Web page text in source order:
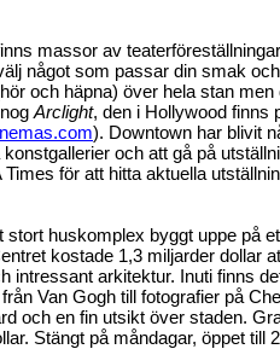
massor av
något som passar din smak
och häpna) över hela stan
Arclight, den i Hollywood finns
). Downtown har blivit
och att gå på
för att hitta aktuella
stort huskomplex byggt uppe på
kostade 1,3 miljarder dollar
intressant arkitektur. Inuti finns
Van Gogh till fotografier på
och en fin utsikt över staden.
Stängt på måndagar, öppet till